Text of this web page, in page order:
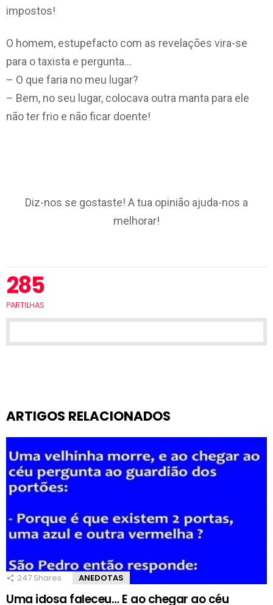
impostos!
O homem, estupefacto com as revelações vira-se
para o taxista e pergunta…
– O que faria no meu lugar?
– Bem, no seu lugar, colocava outra manta para ele
não ter frio e não ficar doente!
Diz-nos se gostaste! A tua opinião ajuda-nos a
melhorar!
285
PARTILHAS
ARTIGOS RELACIONADOS
247 Shares ANEDOTAS
Uma idosa faleceu… E ao chegar ao céu